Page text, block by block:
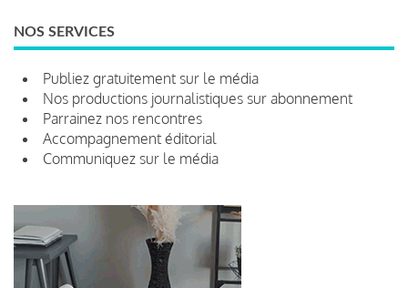
NOS SERVICES
Publiez gratuitement sur le média
Nos productions journalistiques sur abonnement
Parrainez nos rencontres
Accompagnement éditorial
Communiquez sur le média